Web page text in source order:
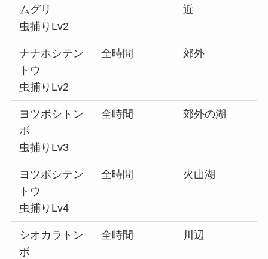
ムグリ
虫捕りLv2
近
ナナホシテン
トウ
虫捕りLv2
全時間 郊外
ヨツボシトン
ボ
虫捕りLv3
全時間 郊外の湖
ヨツボシテン
トウ
虫捕りLv4
全時間 火山湖
シオカラトン
ボ
全時間 川辺